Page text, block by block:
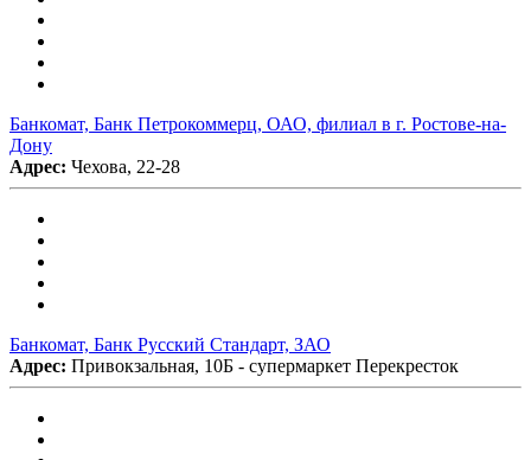
Банкомат, Банк Петрокоммерц, ОАО, филиал в г. Ростове-на-
Дону
Адрес: Чехова, 22-28
Банкомат, Банк Русский Стандарт, ЗАО
Адрес: Привокзальная, 10Б - супермаркет Перекресток